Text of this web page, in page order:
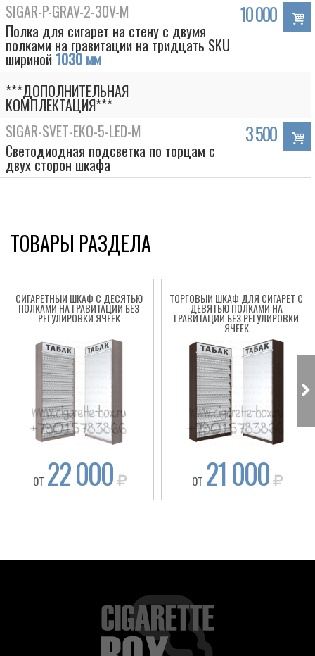
SIGAR-P-GRAV-2-30V-M
Полка для сигарет на стену с двумя
полками на гравитации на тридцать SKU
шириной 1030 мм
10 000
***ДОПОЛНИТЕЛЬНАЯ
КОМПЛЕКТАЦИЯ***
SIGAR-SVET-EKO-5-LED-M
Светодиодная подсветка по торцам с
двух сторон шкафа
3 500
ТОВАРЫ РАЗДЕЛА
СИГАРЕТНЫЙ ШКАФ С ДЕСЯТЬЮ
ПОЛКАМИ НА ГРАВИТАЦИИ БЕЗ
РЕГУЛИРОВКИ ЯЧЕЕК
ОТ 22 000
ТОРГОВЫЙ ШКАФ ДЛЯ СИГАРЕТ С
ДЕВЯТЬЮ ПОЛКАМИ НА
ГРАВИТАЦИИ БЕЗ РЕГУЛИРОВКИ
ЯЧЕЕК
ОТ 21 000